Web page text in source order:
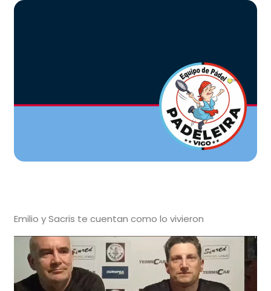
Emilio y Sacris te cuentan como lo vivieron